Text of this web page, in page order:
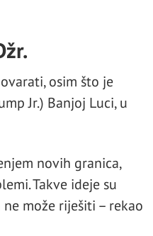
osim što je
Jr.) Banjoj Luci, u
novih granica,
Takve ideje su
može riješiti – rekao